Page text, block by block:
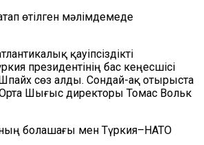
өтілген мәлімдемеде
қауіпсіздікті
президентінің бас кеңесшісі
сөз алды. Сондай-ақ отырыста
Шығыс директоры Томас Вольк
болашағы мен Түркия–НАТО